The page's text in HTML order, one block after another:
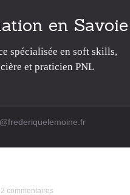
en Savoie
spécialisée en soft skills,
et praticien PNL
2 commentaires